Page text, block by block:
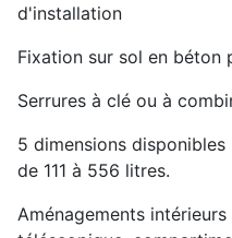
d'installation
Fixation sur sol en béton
Serrures à clé ou à
5 dimensions
de 111 à 556 litres.
Aménagements